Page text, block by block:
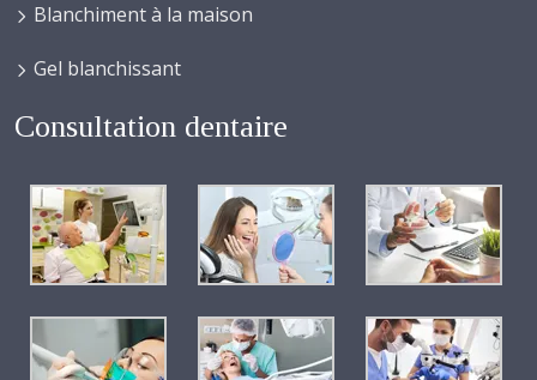
Blanchiment à la maison
Gel blanchissant
Consultation dentaire